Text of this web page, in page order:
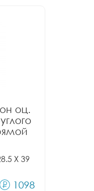
оц.
X 39
1098